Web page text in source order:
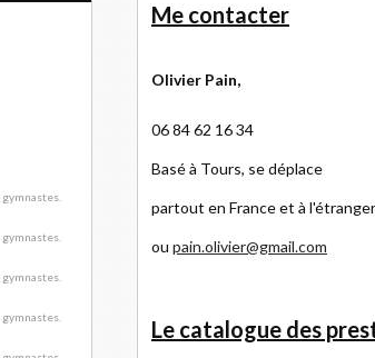
Me contacter
Olivier Pain,
06 84 62 16 34
Basé à Tours, se déplace
partout en France et à l'étranger
ou pain.olivier@gmail.com
Le catalogue des